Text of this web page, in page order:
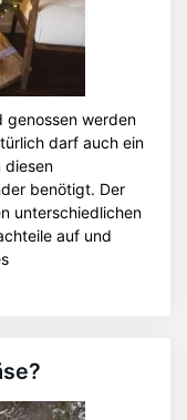
genossen werden
darf auch ein
diesen
benötigt. Der
unterschiedlichen
auf und